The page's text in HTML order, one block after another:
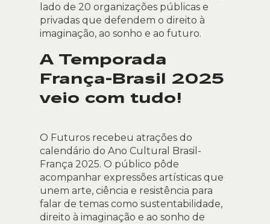
lado de 20 organizações públicas e
privadas que defendem o direito à
imaginação, ao sonho e ao futuro.
A Temporada
França-Brasil 2025
veio com tudo!
O Futuros recebeu atrações do
calendário do Ano Cultural Brasil-
França 2025. O público pôde
acompanhar expressões artísticas que
unem arte, ciência e resistência para
falar de temas como sustentabilidade,
direito à imaginação e ao sonho de